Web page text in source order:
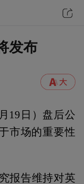
发布
19日）盘后公
市场的重要性
报告维持对英